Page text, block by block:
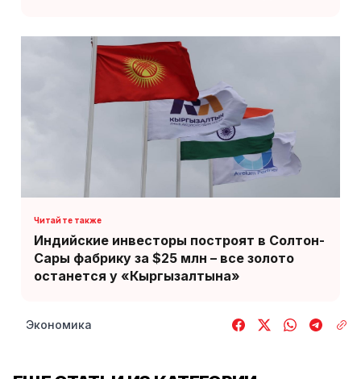
Индийские инвесторы построят в Солтон-
Сары фабрику за $25 млн – все золото
останется у «Кыргызалтына»
Экономика